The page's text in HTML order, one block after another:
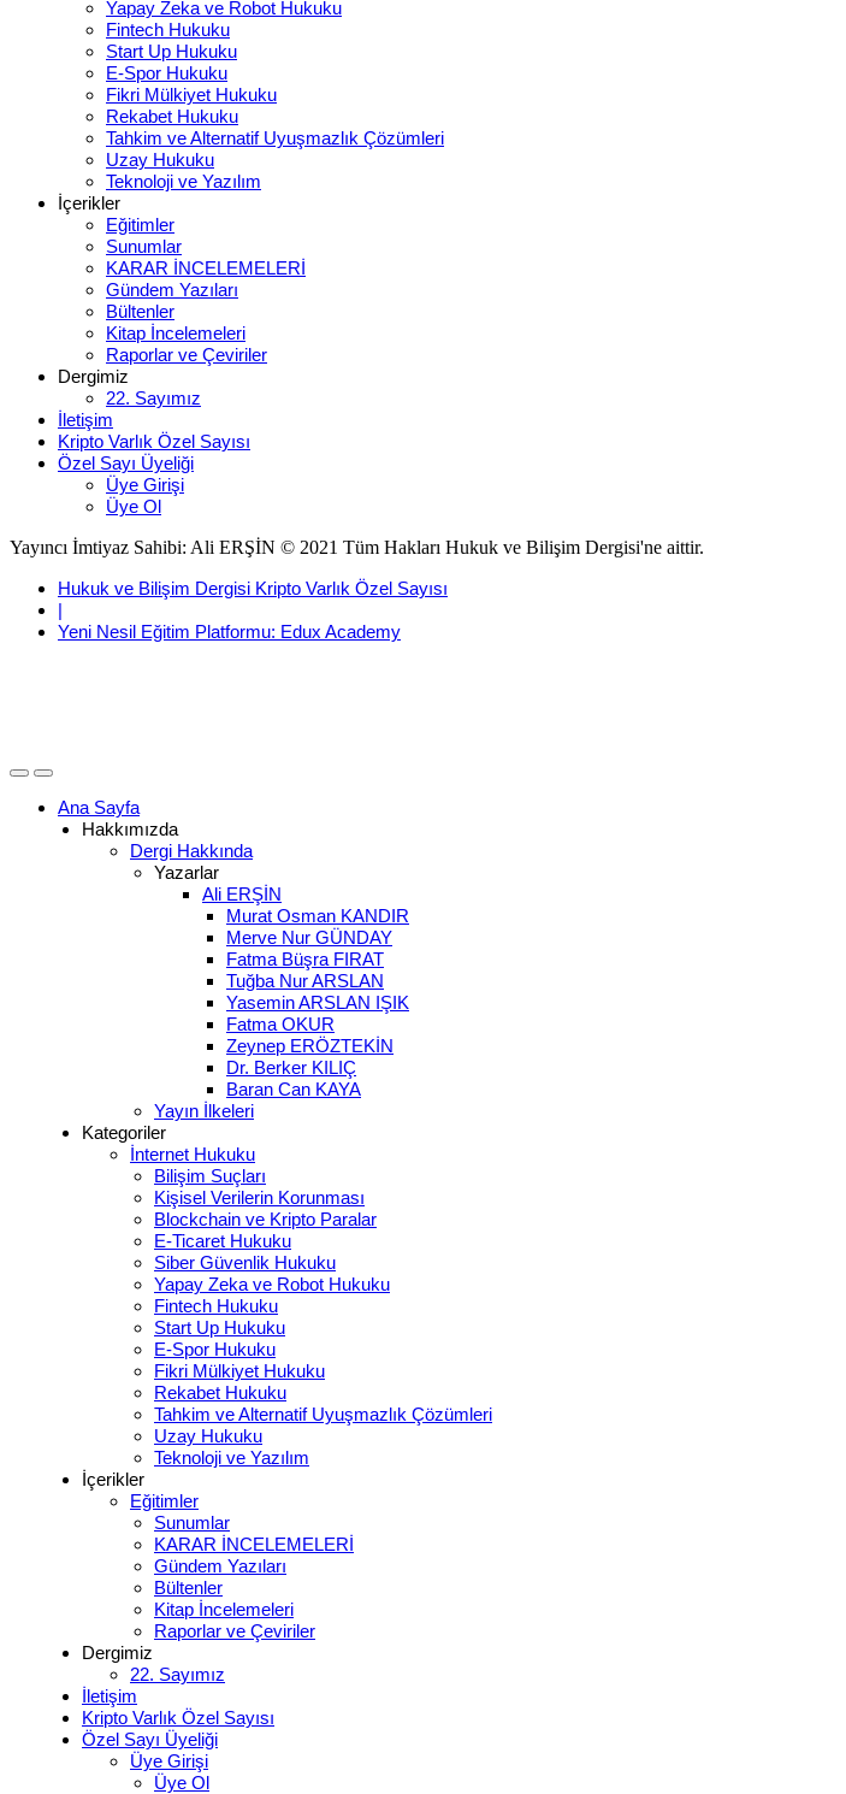
Yapay Zeka ve Robot Hukuku
Fintech Hukuku
Start Up Hukuku
E-Spor Hukuku
Fikri Mülkiyet Hukuku
Rekabet Hukuku
Tahkim ve Alternatif Uyuşmazlık Çözümleri
Uzay Hukuku
Teknoloji ve Yazılım
İçerikler
Eğitimler
Sunumlar
KARAR İNCELEMELERİ
Gündem Yazıları
Bültenler
Kitap İncelemeleri
Raporlar ve Çeviriler
Dergimiz
22. Sayımız
İletişim
Kripto Varlık Özel Sayısı
Özel Sayı Üyeliği
Üye Girişi
Üye Ol
Yayıncı İmtiyaz Sahibi: Ali ERŞİN © 2021 Tüm Hakları Hukuk ve Bilişim Dergisi'ne aittir.
Hukuk ve Bilişim Dergisi Kripto Varlık Özel Sayısı
|
Yeni Nesil Eğitim Platformu: Edux Academy
Ana Sayfa
Hakkımızda
Dergi Hakkında
Yazarlar
Ali ERŞİN
Murat Osman KANDIR
Merve Nur GÜNDAY
Fatma Büşra FIRAT
Tuğba Nur ARSLAN
Yasemin ARSLAN IŞIK
Fatma OKUR
Zeynep ERÖZTEKİN
Dr. Berker KILIÇ
Baran Can KAYA
Yayın İlkeleri
Kategoriler
İnternet Hukuku
Bilişim Suçları
Kişisel Verilerin Korunması
Blockchain ve Kripto Paralar
E-Ticaret Hukuku
Siber Güvenlik Hukuku
Yapay Zeka ve Robot Hukuku
Fintech Hukuku
Start Up Hukuku
E-Spor Hukuku
Fikri Mülkiyet Hukuku
Rekabet Hukuku
Tahkim ve Alternatif Uyuşmazlık Çözümleri
Uzay Hukuku
Teknoloji ve Yazılım
İçerikler
Eğitimler
Sunumlar
KARAR İNCELEMELERİ
Gündem Yazıları
Bültenler
Kitap İncelemeleri
Raporlar ve Çeviriler
Dergimiz
22. Sayımız
İletişim
Kripto Varlık Özel Sayısı
Özel Sayı Üyeliği
Üye Girişi
Üye Ol